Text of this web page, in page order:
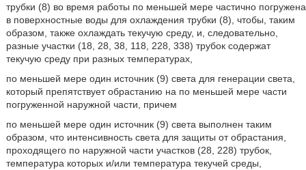
трубки (8) во время работы по меньшей мере частично погружена
в поверхностные воды для охлаждения трубки (8), чтобы, таким
образом, также охлаждать текучую среду, и, следовательно,
разные участки (18, 28, 38, 118, 228, 338) трубок содержат
текучую среду при разных температурах,
по меньшей мере один источник (9) света для генерации света,
который препятствует обрастанию на по меньшей мере части
погруженной наружной части, причем
по меньшей мере один источник (9) света выполнен таким
образом, что интенсивность света для защиты от обрастания,
проходящего по наружной части участков (28, 228) трубок,
температура которых и/или температура текучей среды,